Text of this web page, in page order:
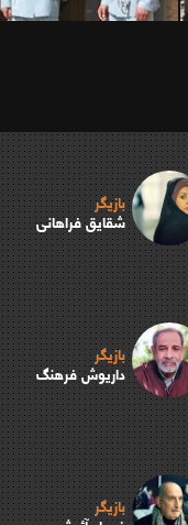
بازیگر
شقایق فراهانی
بازیگر
داریوش فرهنگ
بازیگر